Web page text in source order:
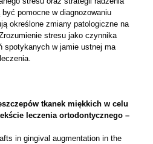
pomocne w diagnozowaniu
określone zmiany patologiczne na
stresu jako czynnika
spotykanych w jamie ustnej ma
tkanek miękkich w celu
leczenia ortodontycznego –
in gingival augmentation in the